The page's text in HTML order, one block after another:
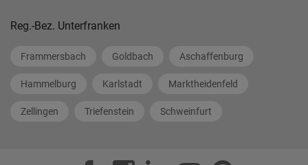
Reg.-Bez. Unterfranken
Frammersbach Goldbach Aschaffenburg
Hammelburg Karlstadt Marktheidenfeld
Zellingen Triefenstein Schweinfurt